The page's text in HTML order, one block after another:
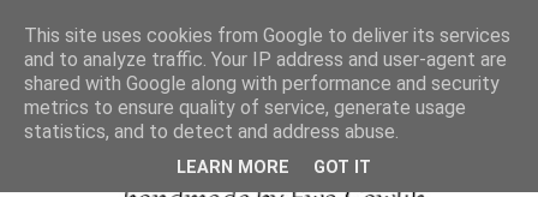
This site uses cookies from Google to deliver its services
and to analyze traffic. Your IP address and user-agent are
shared with Google along with performance and security
metrics to ensure quality of service, generate usage
statistics, and to detect and address abuse.
LEARN MORE GOT IT